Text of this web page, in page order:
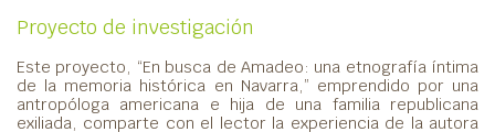
Proyecto de investigación
Este proyecto, “En busca de Amadeo: una etnografía íntima
de la memoria histórica en Navarra,” emprendido por una
antropóloga americana e hija de una familia republicana
exiliada, comparte con el lector la experiencia de la autora